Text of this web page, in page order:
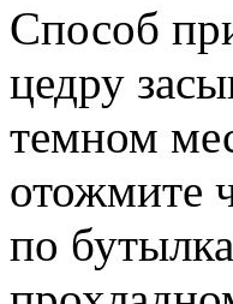
Способ
цедру
темном
отожмите
по